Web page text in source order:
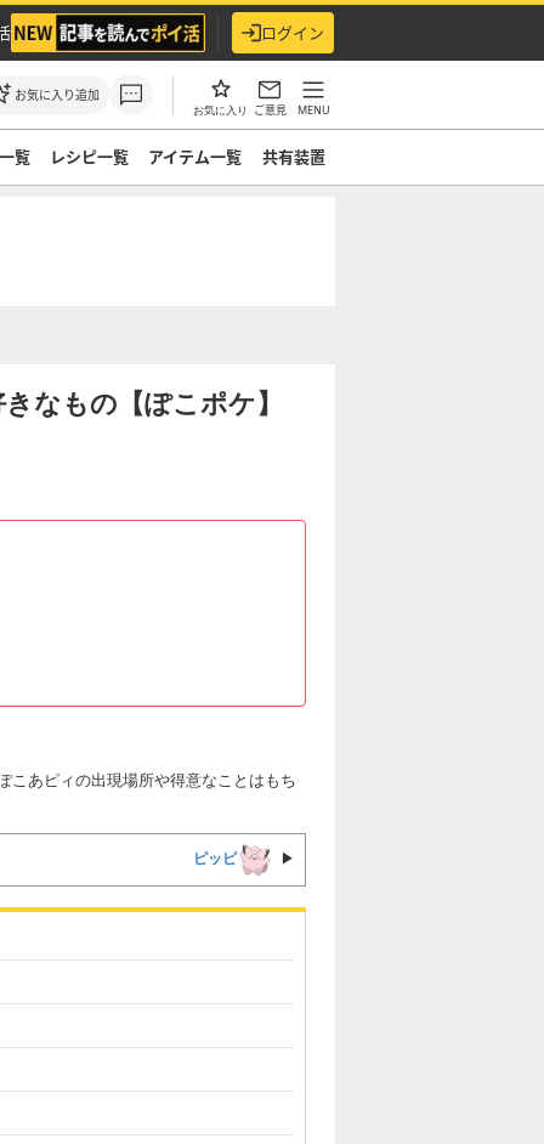
ログイン
お気に入り追加
お気に入り ご意見 MENU
覧 レシピ一覧 アイテム一覧 共有装置
なもの【ぽこポケ】
こあピィの出現場所や得意なことはもち
ピッピ ▶︎